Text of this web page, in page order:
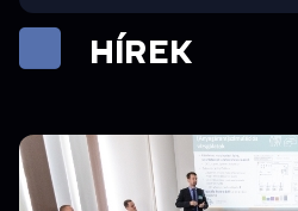
HÍREK